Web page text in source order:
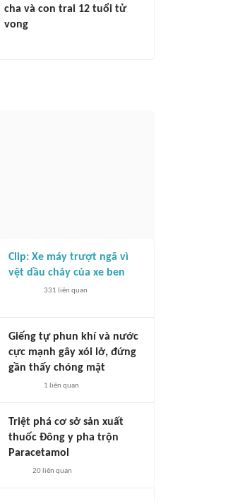
cha và con trai 12 tuổi tử
vong
Clip: Xe máy trượt ngã vì
vệt dầu chảy của xe ben
331 liên quan
Giếng tự phun khí và nước
cực mạnh gây xói lở, đứng
gần thấy chóng mặt
1 liên quan
Triệt phá cơ sở sản xuất
thuốc Đông y pha trộn
Paracetamol
20liên quan